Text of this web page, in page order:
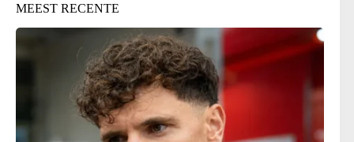
MEEST RECENTE